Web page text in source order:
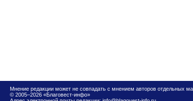
Мнение редакции может не совпадать с мнением авторов отдельных
© 2005–2026 «Благовест-инфо»